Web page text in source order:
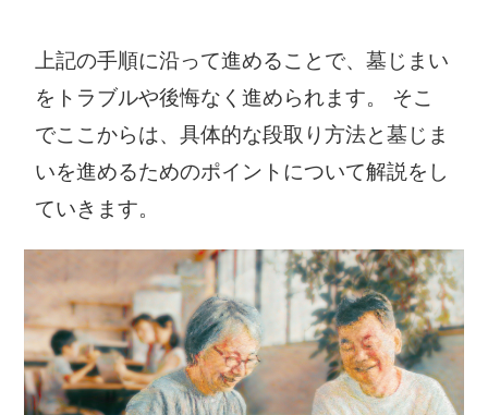
上記の手順に沿って進めることで、墓じまい
をトラブルや後悔なく進められます。 そこ
でここからは、具体的な段取り方法と墓じま
いを進めるためのポイントについて解説をし
ていきます。